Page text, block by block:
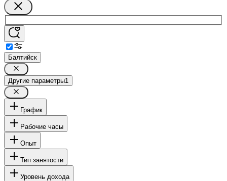
Балтийск
Другие параметры1
График
Рабочие часы
Опыт
Тип занятости
Уровень дохода